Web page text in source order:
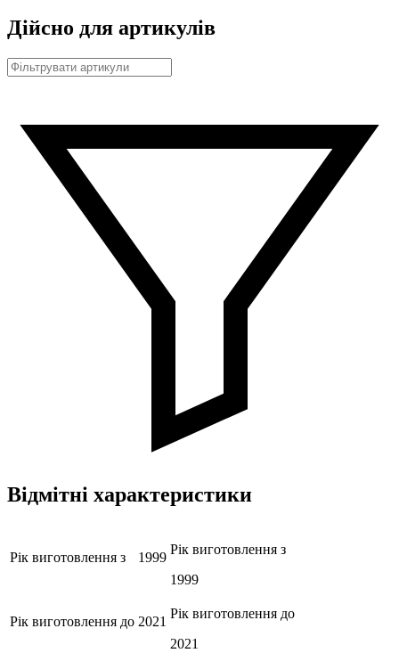
Дійсно для артикулів
Відмітні характеристики
Рік виготовлення з 1999
Рік виготовлення з
1999
Рік виготовлення до 2021
Рік виготовлення до
2021